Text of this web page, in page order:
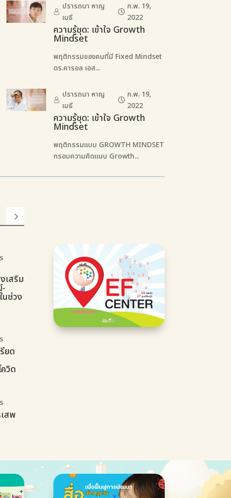
ปรารถนา หาญ
เมธี
ก.พ. 19,
2022
ความรู้ชุด: เข้าใจ Growth
Mindset
พฤติกรรมของคนที่มี Fixed Mindset
ดร.คารอล เอส...
ปรารถนา หาญ
เมธี
ก.พ. 19,
2022
ความรู้ชุด: เข้าใจ Growth
Mindset
พฤติกรรมแบบ GROWTH MINDSET
กรอบความคิดแบบ Growth...
เสริม
นช่วง
ยด
วิด
สพ